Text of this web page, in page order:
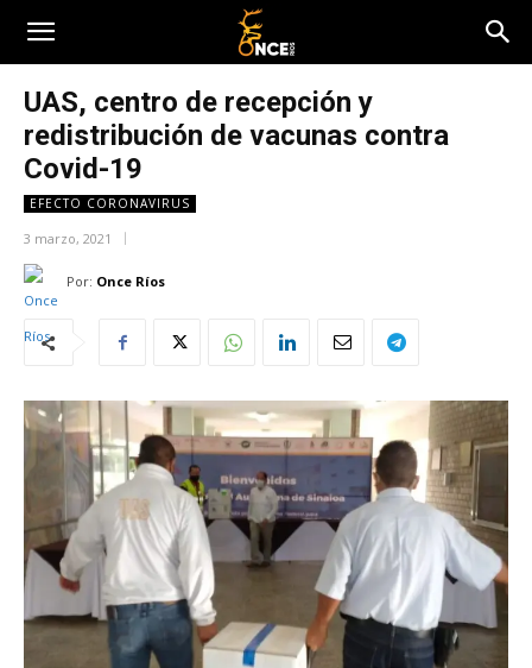
UAS, centro de recepción y
redistribución de vacunas contra
Covid-19
EFECTO CORONAVIRUS
3 marzo, 2021
Por: Once Ríos